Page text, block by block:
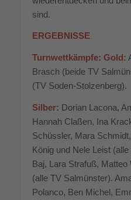
sind.
ERGEBNISSE
Turnwettkämpfe: Gold:
Brasch (beide TV
(TV Soden-Stolzenberg).
Silber: Dorian Lacona,
Hannah Claßen, Ina
Schüssler, Mara
König und Nele Leist
Baj, Lara Strafuß, Matteo
(alle TV Salmünster).
Polanco, Ben Michel,